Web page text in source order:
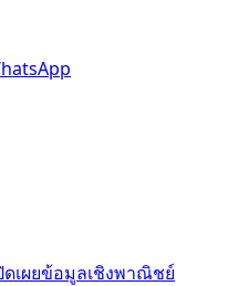
ดเผยข้อมูลเชิงพาณิชย์